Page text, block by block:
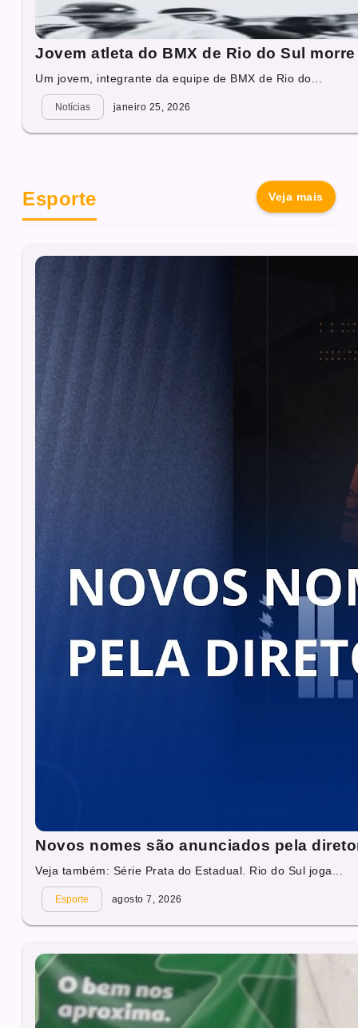
Jovem atleta do BMX de Rio do Sul
Um jovem, integrante da equipe de BMX de Rio do...
Notícias janeiro 25, 2026
Esporte Veja mais
Novos nomes são anunciados pela
Veja também: Série Prata do Estadual. Rio do Sul joga...
Esporte agosto 7, 2026